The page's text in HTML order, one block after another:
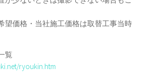
望価格・当社施工価格は取替工事当時
覧
ryoukin.htm